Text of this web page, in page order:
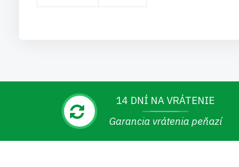
14 DNÍ NA VRÁTENIE
Garancia vrátenia peňazí